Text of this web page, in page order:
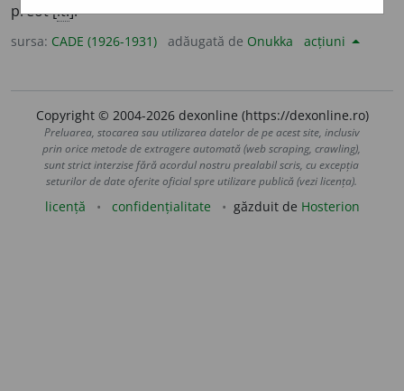
preot [it.].
sursa: CADE (1926-1931) adăugată de Onukka acțiuni
Copyright © 2004-2026 dexonline (https://dexonline.ro)
Preluarea, stocarea sau utilizarea datelor de pe acest site, inclusiv
prin orice metode de extragere automată (web scraping, crawling),
sunt strict interzise fără acordul nostru prealabil scris, cu excepția
seturilor de date oferite oficial spre utilizare publică (vezi licența).
licență confidențialitate găzduit de Hosterion